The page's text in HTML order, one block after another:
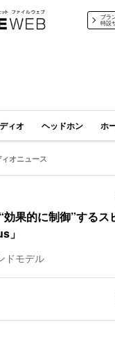
ーディオ/ガジェット
ブラ
特設
ィオ ヘッドホン ホ
オニュース
果的に制御”するス
」
ドモデル